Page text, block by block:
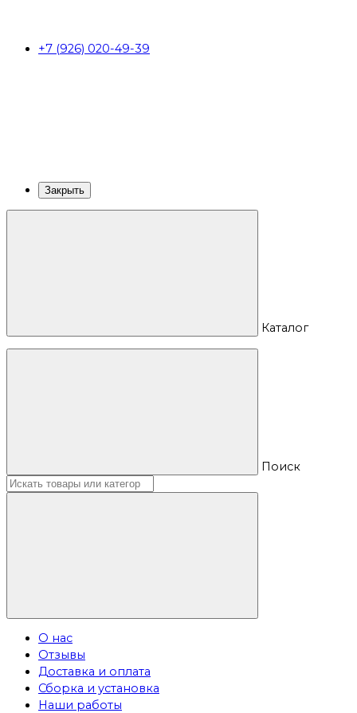
+7 (926) 020-49-39
Закрыть
Каталог
Поиск
О нас
Отзывы
Доставка и оплата
Сборка и установка
Наши работы